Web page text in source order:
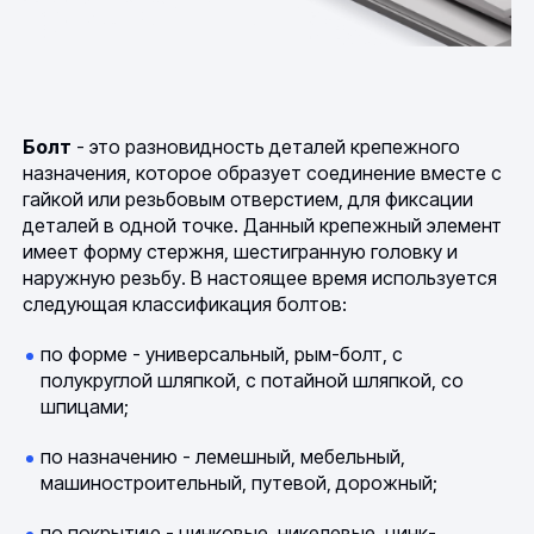
Болт - это разновидность деталей крепежного
назначения, которое образует соединение вместе с
гайкой или резьбовым отверстием, для фиксации
деталей в одной точке. Данный крепежный элемент
имеет форму стержня, шестигранную головку и
наружную резьбу. В настоящее время используется
следующая классификация болтов:
по форме - универсальный, рым-болт, с
полукруглой шляпкой, с потайной шляпкой, со
шпицами;
по назначению - лемешный, мебельный,
машиностроительный, путевой, дорожный;